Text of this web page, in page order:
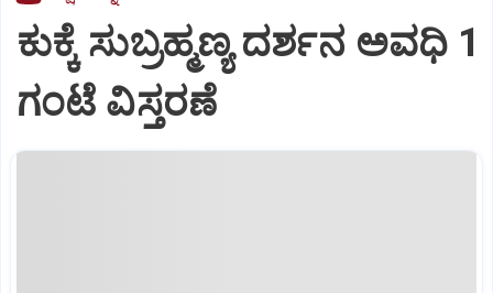
ಕುಕ್ಕೆ ಸುಬ್ರಹ್ಮಣ್ಯ ದರ್ಶನ ಅವಧಿ 1
ಗಂಟೆ ವಿಸ್ತರಣೆ